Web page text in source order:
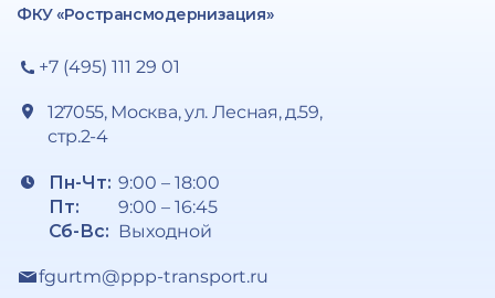
ФКУ «Ространсмодернизация»
+7 (495) 111 29 01
127055, Москва, ул. Лесная, д.59,
стр.2-4
Пн-Чт:
Пт:
Сб-Вс:
9:00 – 18:00
9:00 – 16:45
Выходной
fgurtm@ppp-transport.ru